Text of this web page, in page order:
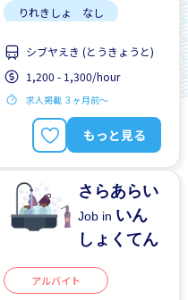
りれきしょ なし
しゃいんに なれる
がいこくじんが いる
りゅうがくせい かんげい
シブヤえき (とうきょうと)
1,200 - 1,300/hour
求人掲載 ３ヶ月前〜
もっと見る
さらあらい
Job in いん
しょくてん
アルバイト